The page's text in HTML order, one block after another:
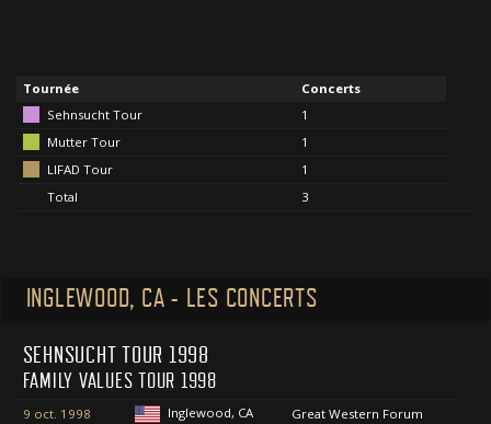
Tournée
Concerts
Sehnsucht Tour
1
Mutter Tour
1
LIFAD Tour
1
Total
3
INGLEWOOD, CA - LES CONCERTS
SEHNSUCHT TOUR 1998
FAMILY VALUES TOUR 1998
9 oct. 1998 Inglewood, CA Great Western Forum